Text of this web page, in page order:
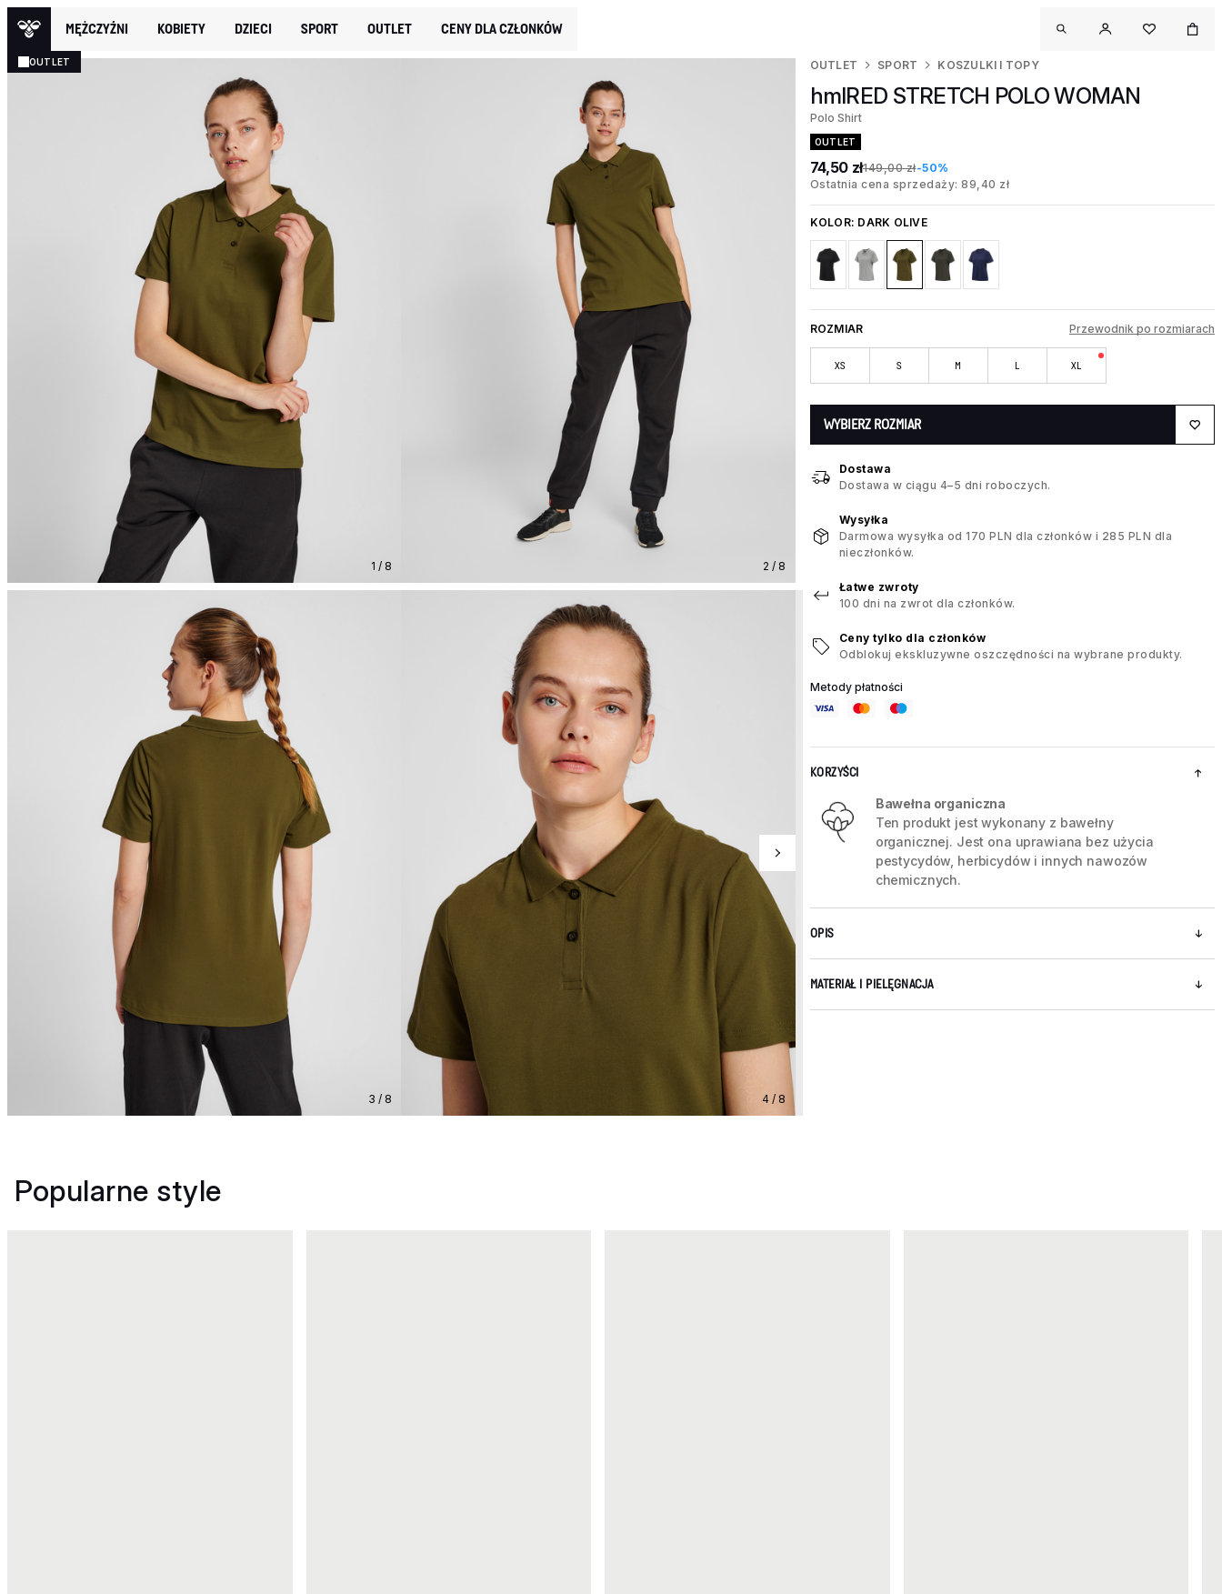
MĘŻCZYŹNI KOBIETY DZIECI SPORT OUTLET CENY DLA CZŁONKÓW
OUTLET
1 / 8 2 / 8
3 / 8 4 / 8
OUTLET SPORT KOSZULKI I TOPY
hmlRED STRETCH POLO WOMAN
Polo Shirt
OUTLET
74,50 zł149,00 zł-50%
Ostatnia cena sprzedaży: 89,40 zł
KOLOR: DARK OLIVE
ROZMIAR Przewodnik po rozmiarach
XS S M L XL
WYBIERZ ROZMIAR
Dostawa
Dostawa w ciągu 4–5 dni roboczych.
Wysyłka
Darmowa wysyłka od 170 PLN dla członków i 285 PLN dla
nieczłonków.
Łatwe zwroty
100 dni na zwrot dla członków.
Ceny tylko dla członków
Odblokuj ekskluzywne oszczędności na wybrane produkty.
Metody płatności
KORZYŚCI
Bawełna organiczna
Ten produkt jest wykonany z bawełny
organicznej. Jest ona uprawiana bez użycia
pestycydów, herbicydów i innych nawozów
chemicznych.
OPIS
MATERIAŁ I PIELĘGNACJA
Popularne style